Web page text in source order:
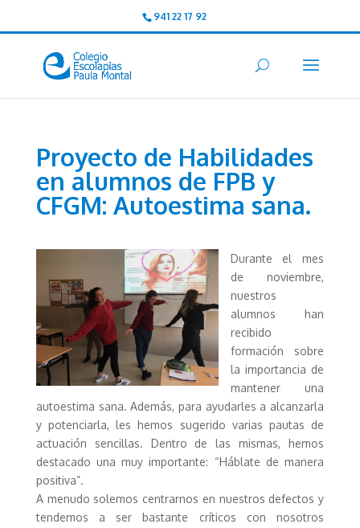
941 22 17 92
Proyecto de Habilidades
en alumnos de FPB y
CFGM: Autoestima sana.
Durante el mes
de noviembre,
nuestros
alumnos han
recibido
formación sobre
la importancia de
mantener una
autoestima sana. Además, para ayudarles a alcanzarla
y potenciarla, les hemos sugerido varias pautas de
actuación sencillas. Dentro de las mismas, hemos
destacado una muy importante: “Háblate de manera
positiva”.
A menudo solemos centrarnos en nuestros defectos y
tendemos a ser bastante críticos con nosotros